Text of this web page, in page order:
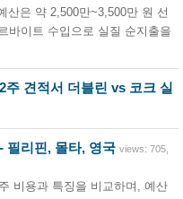
산은 약 2,500만~3,500만 원 선
바이트 수입으로 실질 순지출을
주 견적서 더블린 vs 코크 실
- 필리핀, 몰타, 영국 views: 705,
비용과 특징을 비교하며, 예산